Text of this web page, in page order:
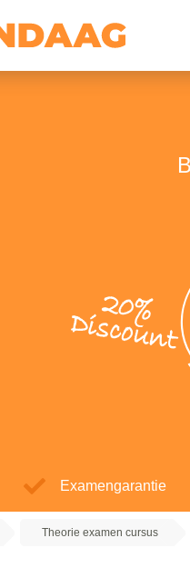
20%
Discount
Examengarantie
Theorie examen cursus